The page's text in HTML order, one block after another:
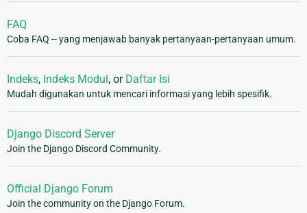
FAQ
Coba FAQ -- yang menjawab banyak pertanyaan-pertanyaan umum.
Indeks, Indeks Modul, or Daftar Isi
Mudah digunakan untuk mencari informasi yang lebih spesifik.
Django Discord Server
Join the Django Discord Community.
Official Django Forum
Join the community on the Django Forum.